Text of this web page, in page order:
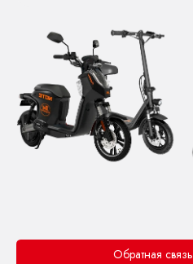
Обратная связь